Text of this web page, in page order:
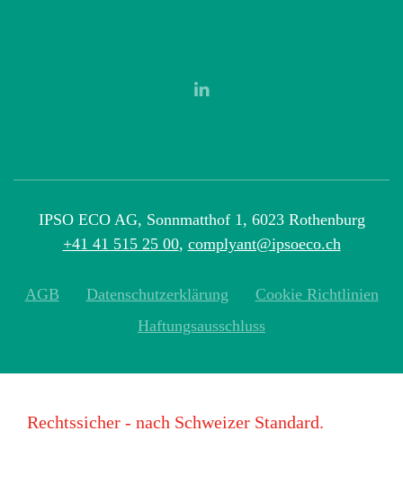
IPSO ECO AG, Sonnmatthof 1, 6023 Rothenburg
+41 41 515 25 00, complyant@ipsoeco.ch
AGB Datenschutzerklärung
Cookie Richtlinien
Haftungsausschluss
Rechtssicher - nach Schweizer Standard.